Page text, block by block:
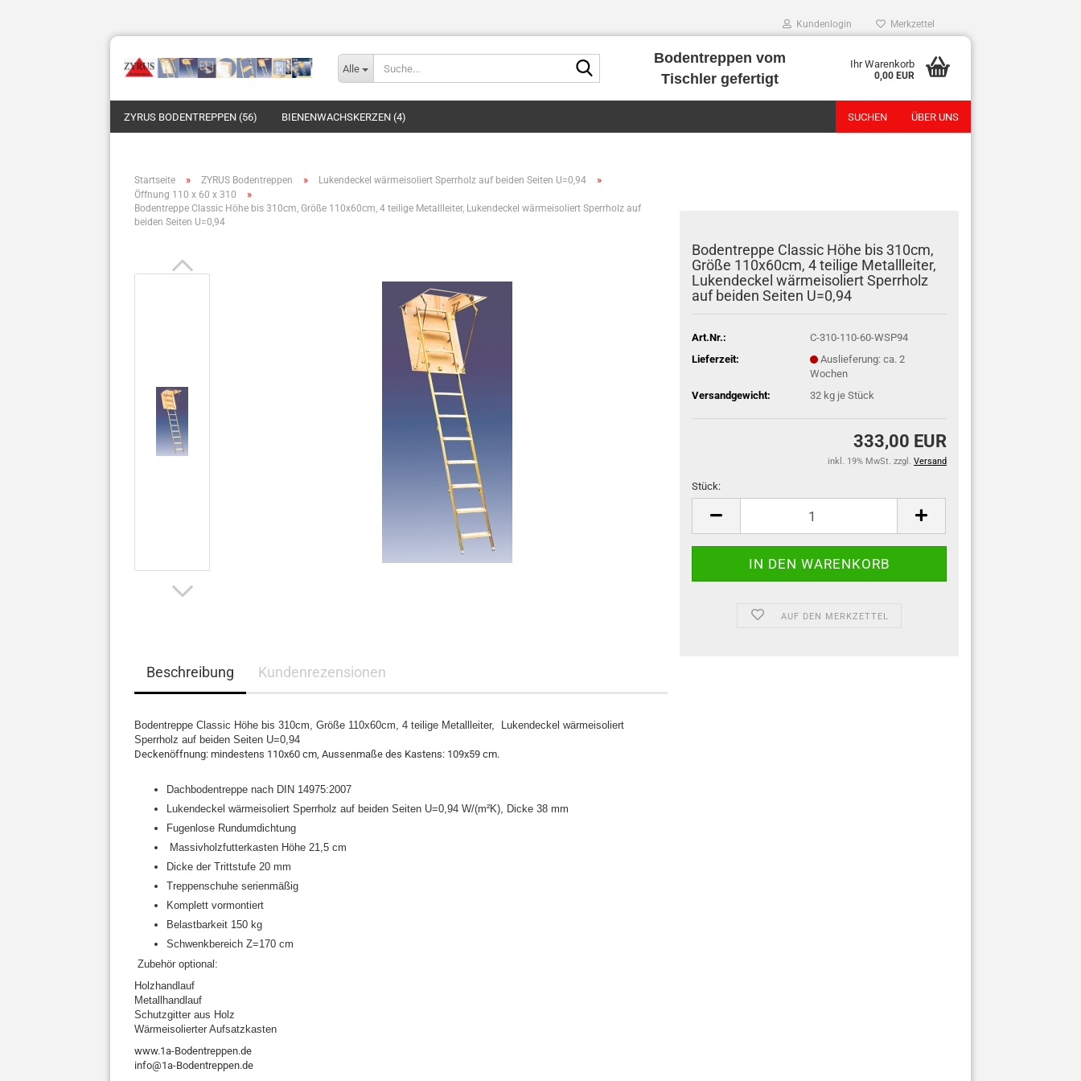
Kundenlogin Merkzettel
Alle
Bodentreppen vom
Tischler gefertigt
Ihr Warenkorb
0,00 EUR
ZYRUS BODENTREPPEN (56) BIENENWACHSKERZEN (4) SUCHEN ÜBER UNS
Startseite » ZYRUS Bodentreppen » Lukendeckel wärmeisoliert Sperrholz auf beiden Seiten U=0,94 »
Öffnung 110 x 60 x 310 »
Bodentreppe Classic Höhe bis 310cm, Größe 110x60cm, 4 teilige Metallleiter, Lukendeckel wärmeisoliert Sperrholz auf
beiden Seiten U=0,94
Bodentreppe Classic Höhe bis 310cm,
Größe 110x60cm, 4 teilige Metallleiter,
Lukendeckel wärmeisoliert Sperrholz
auf beiden Seiten U=0,94
Art.Nr.:
C-310-110-60-WSP94
Lieferzeit:
Auslieferung: ca. 2
Wochen
Versandgewicht:
32 kg je Stück
333,00 EUR
inkl. 19% MwSt. zzgl. Versand
Stück:
Stück
AUF DEN MERKZETTEL
Beschreibung Kundenrezensionen
Bodentreppe Classic Höhe bis 310cm, Größe 110x60cm, 4 teilige Metallleiter, Lukendeckel wärmeisoliert
Sperrholz auf beiden Seiten U=0,94
Deckenöffnung: mindestens 110x60 cm, Aussenmaße des Kastens: 109x59 cm.
Dachbodentreppe nach DIN 14975:2007
Lukendeckel wärmeisoliert Sperrholz auf beiden Seiten U=0,94 W/(m²K), Dicke 38 mm
Fugenlose Rundumdichtung
Massivholzfutterkasten Höhe 21,5 cm
Dicke der Trittstufe 20 mm
Treppenschuhe serienmäßig
Komplett vormontiert
Belastbarkeit 150 kg
Schwenkbereich Z=170 cm
Zubehör optional:
Holzhandlauf
Metallhandlauf
Schutzgitter aus Holz
Wärmeisolierter Aufsatzkasten
www.1a-Bodentreppen.de
info@1a-Bodentreppen.de